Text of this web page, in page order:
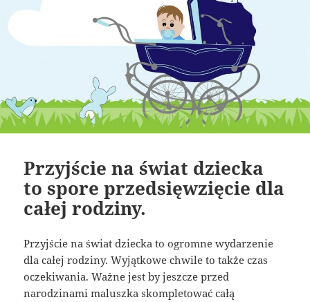
Przyjście na świat dziecka
to spore przedsięwzięcie dla
całej rodziny.
Przyjście na świat dziecka to ogromne wydarzenie
dla całej rodziny. Wyjątkowe chwile to także czas
oczekiwania. Ważne jest by jeszcze przed
narodzinami maluszka skompletować całą